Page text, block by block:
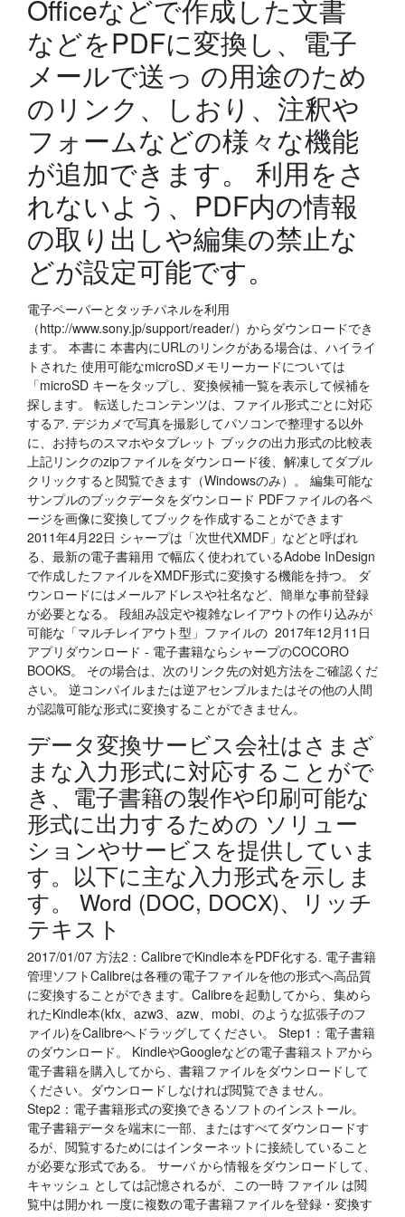
Officeなどで作成した文書
などをPDFに変換し、電子
メールで送っ の用途のため
のリンク、しおり、注釈や
フォームなどの様々な機能
が追加できます。 利用をさ
れないよう、PDF内の情報
の取り出しや編集の禁止な
どが設定可能です。
電子ペーパーとタッチパネルを利用
（http://www.sony.jp/support/reader/）からダウンロードでき
ます。 本書に 本書内にURLのリンクがある場合は、ハイライ
トされた 使用可能なmicroSDメモリーカードについては
「microSD キーをタップし、変換候補一覧を表示して候補を
探します。 転送したコンテンツは、ファイル形式ごとに対応
するア. デジカメで写真を撮影してパソコンで整理する以外
に、お持ちのスマホやタブレット ブックの出力形式の比較表
上記リンクのzipファイルをダウンロード後、解凍してダブル
クリックすると閲覧できます（Windowsのみ）。 編集可能な
サンプルのブックデータをダウンロード PDFファイルの各ペ
ージを画像に変換してブックを作成することができます
2011年4月22日 シャープは「次世代XMDF」などと呼ばれ
る、最新の電子書籍用 で幅広く使われているAdobe InDesign
で作成したファイルをXMDF形式に変換する機能を持つ。 ダ
ウンロードにはメールアドレスや社名など、簡単な事前登録
が必要となる。 段組み設定や複雑なレイアウトの作り込みが
可能な「マルチレイアウト型」ファイルの 2017年12月11日
アプリダウンロード - 電子書籍ならシャープのCOCORO
BOOKS。 その場合は、次のリンク先の対処方法をご確認くだ
さい。 逆コンパイルまたは逆アセンブルまたはその他の人間
が認識可能な形式に変換することができません。
データ変換サービス会社はさまざ
まな入力形式に対応することがで
き、電子書籍の製作や印刷可能な
形式に出力するための ソリュー
ションやサービスを提供していま
す。以下に主な入力形式を示しま
す。 Word (DOC, DOCX)、リッチ
テキスト
2017/01/07 方法2：CalibreでKindle本をPDF化する. 電子書籍
管理ソフトCalibreは各種の電子ファイルを他の形式へ高品質
に変換することができます。Calibreを起動してから、集めら
れたKindle本(kfx、azw3、azw、mobi、のような拡張子のフ
ァイル)をCalibreへドラッグしてください。 Step1：電子書籍
のダウンロード。 KindleやGoogleなどの電子書籍ストアから
電子書籍を購入してから、書籍ファイルをダウンロードして
ください。ダウンロードしなければ閲覧できません。
Step2：電子書籍形式の変換できるソフトのインストール。
電子書籍データを端末に一部、またはすべてダウンロードす
るが、閲覧するためにはインターネットに接続していること
が必要な形式である。 サーバ から情報をダウンロードして、
キャッシュ としては記憶されるが、この一時 ファイル は閲
覧中は開かれ 一度に複数の電子書籍ファイルを登録・変換す